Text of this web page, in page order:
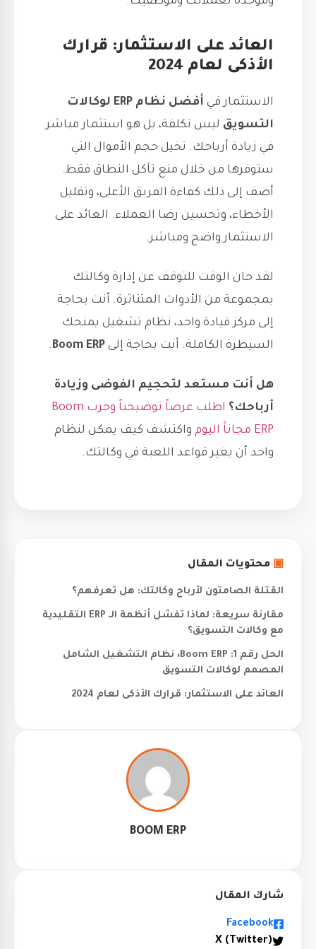
العائد على الاستثمار: قرارك
الأذكى لعام 2024
الاستثمار في
أفضل نظام ERP لوكالات
التسويق ليس تكلفة، بل هو استثمار مباشر
في زيادة أرباحك. تخيل حجم الأموال التي
ستوفرها من خلال منع تآكل النطاق فقط.
أضف إلى ذلك كفاءة الفريق الأعلى، وتقليل
الأخطاء، وتحسين رضا العملاء. العائد على
الاستثمار واضح ومباشر.
لقد حان الوقت للتوقف عن إدارة وكالتك
بمجموعة من الأدوات المتناثرة. أنت بحاجة
إلى مركز قيادة واحد، نظام تشغيل يمنحك
السيطرة الكاملة. أنت بحاجة إلى Boom ERP
.
هل أنت مستعد لتحجيم الفوضى وزيادة
أرباحك؟
اطلب عرضاً توضيحياً وجرب Boom
ERP مجاناً اليوم
واكتشف كيف يمكن لنظام
واحد أن يغير قواعد اللعبة في وكالتك.
▣ محتويات المقال
القتلة الصامتون لأرباح وكالتك: هل تعرفهم؟
مقارنة سريعة: لماذا تفشل أنظمة الـ ERP التقليدية
مع وكالات التسويق؟
الحل رقم 1: Boom ERP، نظام التشغيل الشامل
المصمم لوكالات التسويق
العائد على الاستثمار: قرارك الأذكى لعام 2024
BOOM ERP
شارك المقال
Facebook
X (Twitter)